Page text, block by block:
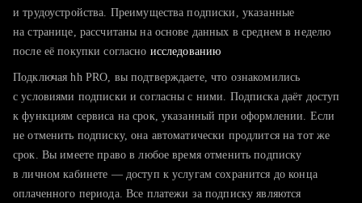
тратите много времени на поиск и вручную поднимаете
хотите сравнить себя с конкурентами и оценить шансы
и трудоустройства. Преимущества подписки, указанные
на странице, рассчитаны на основе данных в среднем в неделю
после её покупки согласно исследованию
Подключая hh PRO, вы подтверждаете, что ознакомились
с условиями подписки и согласны с ними. Подписка даёт доступ
к функциям сервиса на срок, указанный при оформлении. Если
не отменить подписку, она автоматически продлится на тот же
срок. Вы имеете право в любое время отменить подписку
в личном кабинете — доступ к услугам сохранится до конца
оплаченного периода. Все платежи за подписку являются